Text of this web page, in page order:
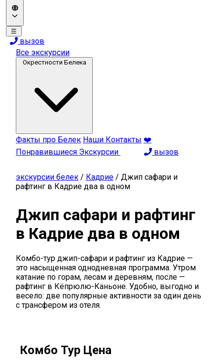
☰
вызов
Все экскурсии
Окрестности Белека
Факты про Белек Наши Контакты ❤️
Понравившиеся Экскурсии
вызов
экскурсии белек / Кадрие / Джип сафари и
рафтинг в Кадрие два в одном
Джип сафари и рафтинг
в Кадрие два в одном
Комбо-тур джип-сафари и рафтинг из Кадрие —
это насыщенная однодневная программа. Утром
катание по горам, лесам и деревням, после —
рафтинг в Кёпрюлю-Каньоне. Удобно, выгодно и
весело: две популярные активности за один день
с трансфером из отеля.
Комбо Тур Цена